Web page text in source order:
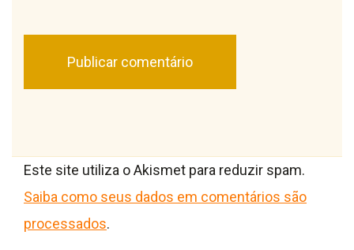
Este site utiliza o Akismet para reduzir spam.
Saiba como seus dados em comentários são
processados.